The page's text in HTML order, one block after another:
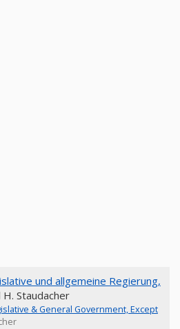
und allgemeine Regierung,
H. Staudacher
& General Government, Except